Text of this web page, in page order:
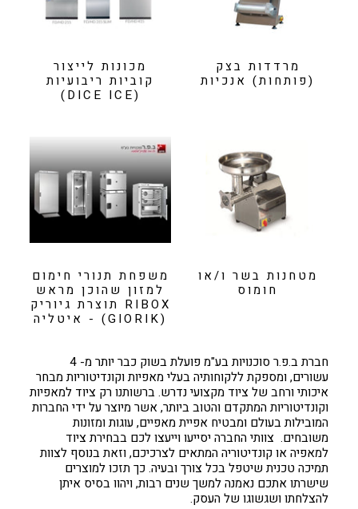
מרדדות בצק
(פותחות) אנכיות
מכונות לייצור
קוביות ריבועיות
(DICE ICE)
מטחנות בשר ו/או
חומוס
משפחת תנורי חימום
למזון שהוכן מראש
RIBOX תוצרת גיוריק
(GIORIK) - איטליה
חברת ב.פ.ר סוכנויות בע"מ פועלת בשוק כבר יותר מ- 4
עשורים, ומספקת ללקוחותיה בעלי מאפיות וקונדיטוריות מבחר
איכותי ורחב של ציוד מקצועי נדרש. ברשותנו רק ציוד למאפיות
וקונדיטוריות המתקדם והטוב ביותר, אשר מיוצר על ידי החברות
המובילות בעולם ומבטיח אפיית מאפיים, עוגות ומזונות
משובחים. צוותי החברה יסייעו וייעצו לכם בבחירת ציוד
למאפיה או קונדיטוריה המתאים לצרכיכם, וזאת בנוסף לצוות
תמיכה טכנית שיטפל בכל צורך ובעיה. כך תזכו למוצרים
שישרתו אתכם נאמנה למשך שנים רבות, ויהוו בסיס איתן
להצלחתו ושגשוגו של העסק.